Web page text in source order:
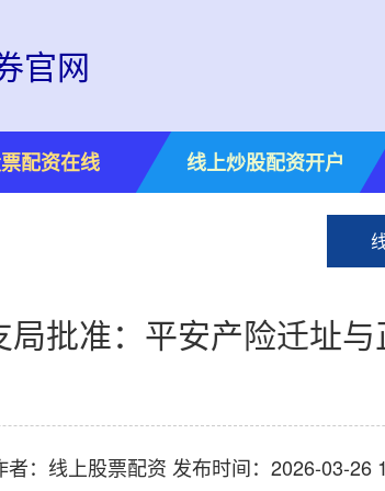
官网
配资在线 线上炒股配资开户
批准：平安产险迁址
者：线上股票配资 发布时间：2026-03-26